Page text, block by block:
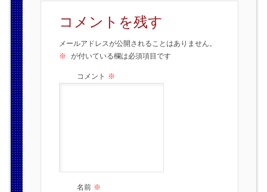
コメントを残す
メールアドレスが公開されることはありません。
※
が付いている欄は必須項目です
コメント ※
名前 ※